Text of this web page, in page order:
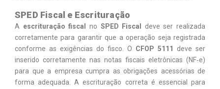
SPED Fiscal e Escrituração
A escrituração fiscal no SPED Fiscal
deve ser realizada
corretamente para garantir que a operação seja registrada
conforme as exigências do fisco. O CFOP 5111
deve ser
inserido corretamente nas notas fiscais eletrônicas (NF‑e)
para que a empresa cumpra as obrigações acessórias de
forma adequada. A escrituração correta é essencial para